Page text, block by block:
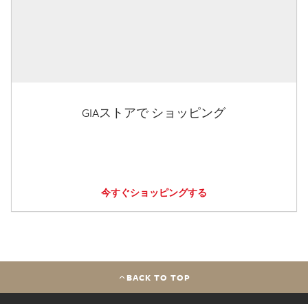
GIAストアで ショッピング
今すぐショッピングする
BACK TO TOP